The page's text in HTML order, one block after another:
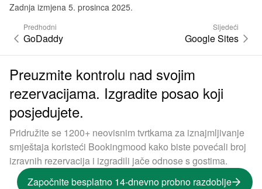
Zadnja izmjena 5. prosinca 2025.
Predhodni
GoDaddy
Sljedeći
Google Sites
Preuzmite kontrolu nad svojim
rezervacijama. Izgradite posao koji
posjedujete.
Pridružite se 1200+ neovisnim tvrtkama za iznajmljivanje
smještaja koristeći Bookingmood kako biste povećali broj
izravnih rezervacija i izgradili jače odnose s gostima.
Započnite besplatno 14-dnevno probno razdoblje